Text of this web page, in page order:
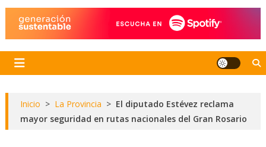
Inicio > La Provincia > El diputado Estévez reclama
mayor seguridad en rutas nacionales del Gran Rosario